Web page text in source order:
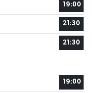
19:00
21:30
21:30
19:00